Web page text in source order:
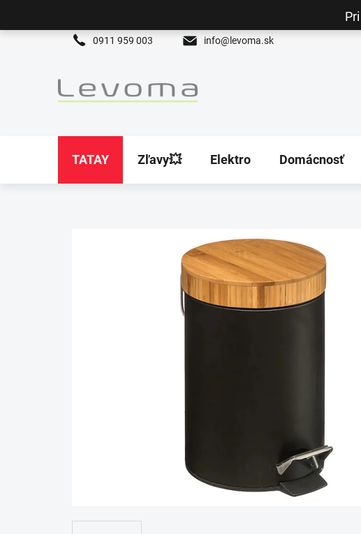
0911 959 003 info@levoma.sk
TATAY Zľavy💥 Elektro Domácnosť